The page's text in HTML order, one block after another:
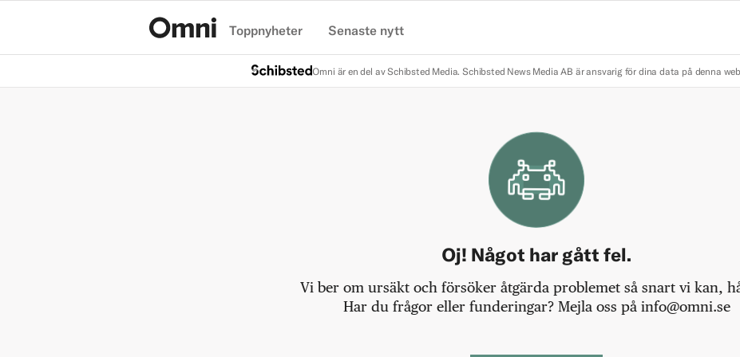
Toppnyheter Senaste nytt
Omni är en del av Schibsted Media. Schibsted News Media AB är ansvarig för dina data på denna
Oj! Något har gått fel.
Vi ber om ursäkt och försöker åtgärda problemet så snart vi kan,
Har du frågor eller funderingar? Mejla oss på info@omni.se